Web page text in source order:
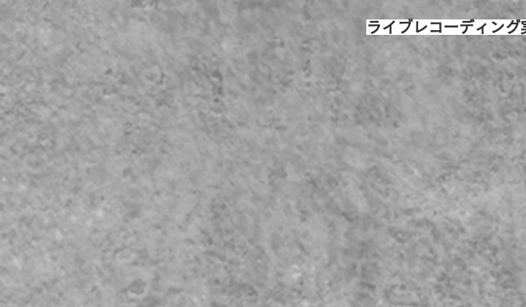
ライブレコーディン
イムズホール
BeatStation
長崎稲佐山特設ステージ
​アクロス福岡シンフォニーホール
キャナルシティ劇場
みず
西日
北九
海の